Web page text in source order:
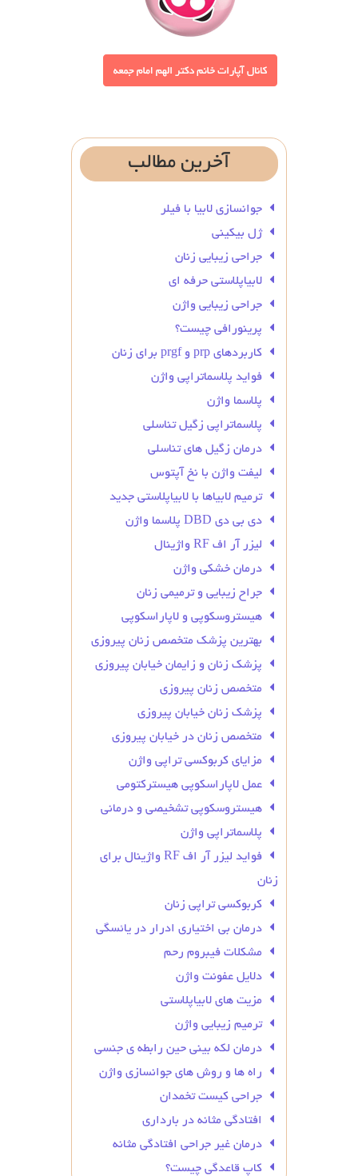
آخرین مطالب
جوانسازی لابیا با فیلر
ژل بیکینی
جراحی زیبایی زنان
لابیاپلاستی حرفه ای
جراحی زیبایی واژن
پرینورافی چیست؟
کاربردهای prp و prgf برای زنان
فواید پلاسماتراپی واژن
پلاسما واژن
پلاسماتراپی زگیل تناسلی
درمان زگیل‌ های تناسلی
لیفت واژن با نخ آپتوس
ترمیم لابیاها با لابیاپلاستی جدید
دی بی دی DBD پلاسما واژن
لیزر آر اف RF واژینال
درمان خشکی واژن
جراح زیبایی و ترمیمی زنان
هیستروسکوپی و لاپاراسکوپی
بهترین پزشک متخصص زنان پیروزی
پزشک زنان و زایمان خیابان پیروزی
متخصص زنان پیروزی
پزشک زنان خیابان پیروزی
متخصص زنان در خیابان پیروزی
مزایای کربوکسی تراپی واژن
عمل لاپاراسکوپی هیسترکتومی
هیستروسکوپی تشخیصی و درمانی
پلاسماتراپی واژن
فواید لیزر آر اف RF واژینال برای
زنان
کربوکسی تراپی زنان
درمان بی‌ اختیاری ادرار در یائسگی
مشکلات فیبروم رحم
دلایل عفونت واژن
مزیت های لابیاپلاستی
ترمیم زیبایی واژن
درمان لکه بینی حین رابطه ی جنسی
راه ها و روش های جوانسازی واژن
جراحی کیست تخمدان
افتادگی مثانه در بارداری
درمان غیر جراحی افتادگی مثانه
کاپ قاعدگی چیست؟